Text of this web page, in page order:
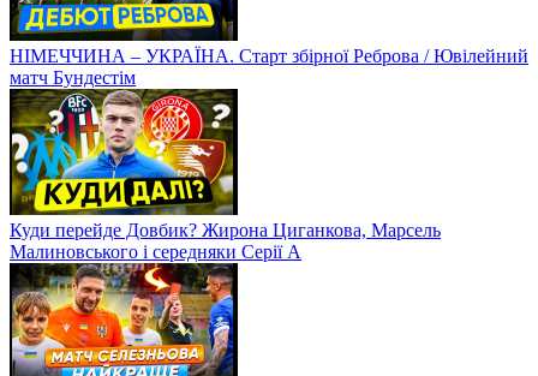
НІМЕЧЧИНА – УКРАЇНА. Старт збірної Реброва / Ювілейний
матч Бундестім
Куди перейде Довбик? Жирона Циганкова, Марсель
Малиновського і середняки Серії А